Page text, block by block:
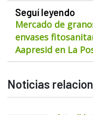
Seguí leyendo
Mercado de
envases
Aapresid en La
Noticias